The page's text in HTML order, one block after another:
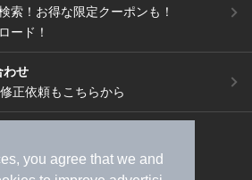
you agree that we and
索！お得な限定クーポンも！
ード！
わせ
正依頼もこちらから
料請求）
広告出稿のご案内